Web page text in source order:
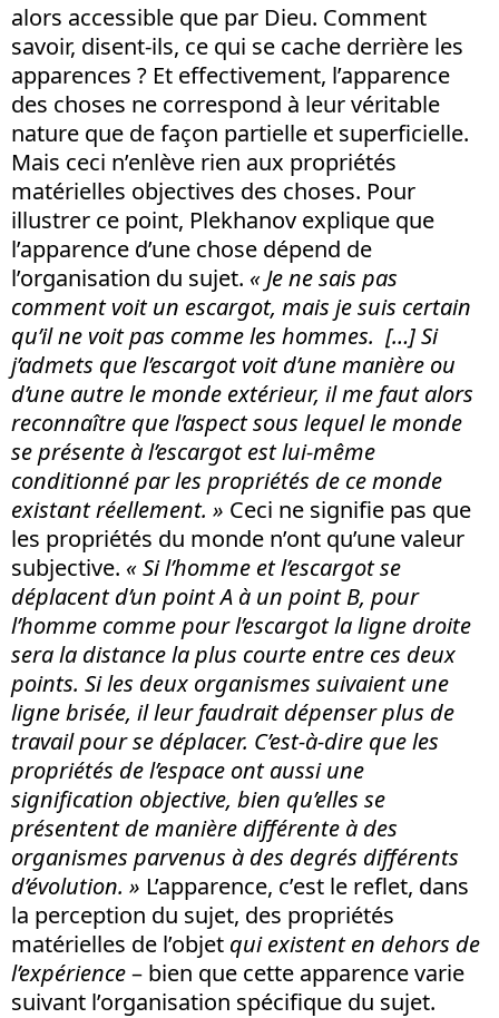
alors accessible que par Dieu. Comment
savoir, disent-ils, ce qui se cache derrière les
apparences ? Et effectivement, l’apparence
des choses ne correspond à leur véritable
nature que de façon partielle et superficielle.
Mais ceci n’enlève rien aux propriétés
matérielles objectives des choses. Pour
illustrer ce point, Plekhanov explique que
l’apparence d’une chose dépend de
l’organisation du sujet. « Je ne sais pas
comment voit un escargot, mais je suis certain
qu’il ne voit pas comme les hommes. […] Si
j’admets que l’escargot voit d’une manière ou
d’une autre le monde extérieur, il me faut alors
reconnaître que l’aspect sous lequel le monde
se présente à l’escargot est lui-même
conditionné par les propriétés de ce monde
existant réellement. » Ceci ne signifie pas que
les propriétés du monde n’ont qu’une valeur
subjective. « Si l’homme et l’escargot se
déplacent d’un point A à un point B, pour
l’homme comme pour l’escargot la ligne droite
sera la distance la plus courte entre ces deux
points. Si les deux organismes suivaient une
ligne brisée, il leur faudrait dépenser plus de
travail pour se déplacer. C’est-à-dire que les
propriétés de l’espace ont aussi une
signification objective, bien qu’elles se
présentent de manière différente à des
organismes parvenus à des degrés différents
d’évolution. » L’apparence, c’est le reflet, dans
la perception du sujet, des propriétés
matérielles de l’objet qui existent en dehors de
l’expérience– bien que cette apparence varie
suivant l’organisation spécifique du sujet.